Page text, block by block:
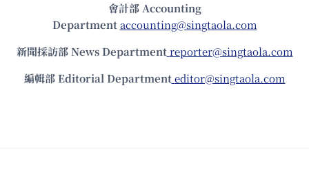
會計部 Accounting
Department accounting@singtaola.com
新聞採訪部 News Department reporter@singtaola.com
編輯部 Editorial Department editor@singtaola.com